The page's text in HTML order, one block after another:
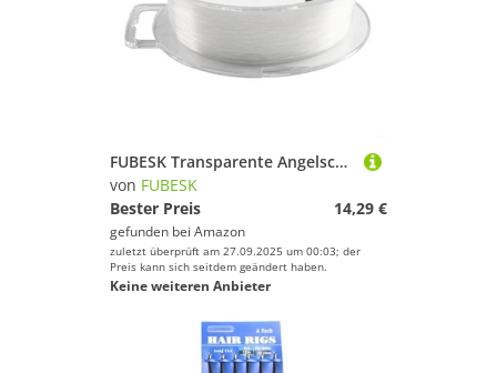
FUBESK Transparente Angelschnur, 300 m Angelschnur, Kohlefaser-Vorfach, 0,3–0,5 mm Durchmesser, Monofilamentschnur, Spule, klarer, unsichtbarer Angeldraht zum Angeln, Aufhängen (0,35 mm)
von FUBESK
Bester Preis
14,29 €
gefunden bei Amazon
zuletzt überprüft am 27.09.2025 um 00:03; der
Preis kann sich seitdem geändert haben.
Keine weiteren Anbieter